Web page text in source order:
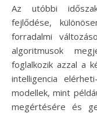
Az utóbbi időszakban a mesterséges intelligencia
fejlődése,
forradalmi
algoritmusok
foglalkozik azzal a
intelligencia
modellek, mint
megértésére és